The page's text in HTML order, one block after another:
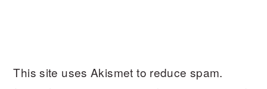
This site uses Akismet to reduce spam.